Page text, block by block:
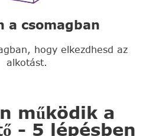
a csomagban
hogy elkezdhesd az
alkotást.
működik a
- 5 lépésben